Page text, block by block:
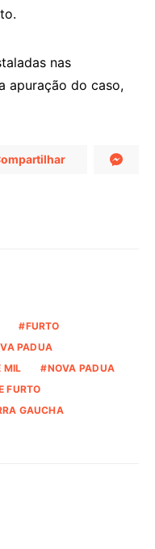
nas
apuração do caso,
FURTO
PADUA
MIL
NOVA PADUA
FURTO
GAUCHA